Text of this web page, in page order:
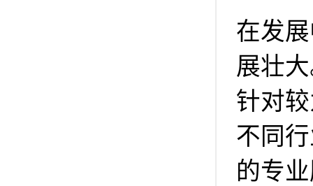
在发
展壮
针对
不同
的专